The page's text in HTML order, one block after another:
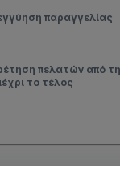
παραγγελίας
πελατών από
το τέλος